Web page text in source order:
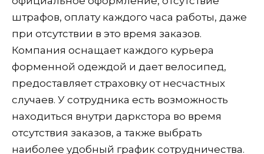
штрафов, оплату каждого часа работы, даже
при отсутствии в это время заказов.
Компания оснащает каждого курьера
форменной одеждой и дает велосипед,
предоставляет страховку от несчастных
случаев. У сотрудника есть возможность
находиться внутри даркстора во время
отсутствия заказов, а также выбрать
наиболее удобный график сотрудничества.